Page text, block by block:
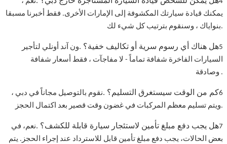
يمكنك قيادة سيارتك المكشوفة إلى الإمارات الأخرى. فقط أخبرنا مسبقا
بنواياك ، وسنقوم بترتيب كل شيء لك.
5. هل هناك أي رسوم سرية أو تكاليف خفية؟
السيارات الفاخرة شفافة تماماً - لا مفاجآت ، فقط أسعار شفافة
وصادقة.
6. كم من الوقت سيستغرق التسليم؟
ويتم تسليم معظم المركبات في غضون وقت قصير بعد اكتمال الحجز.
7. هل يجب دفع مبلغ تأمين لاستئجار سيارة قابلة للكشف؟
بعض الحالات، يجب دفع مبلغ تأمين قابل للاسترداد عند إجراء الحجز. يتم